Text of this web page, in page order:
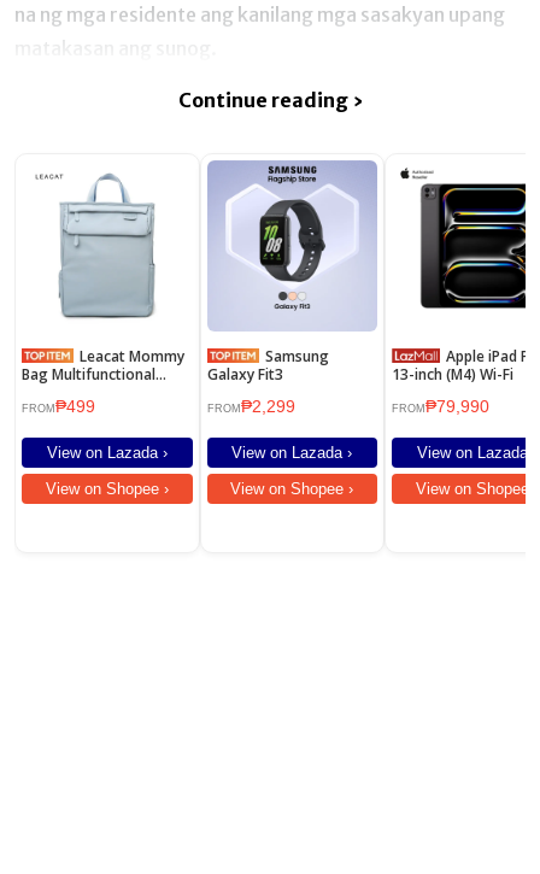
na ng mga residente ang kanilang mga sasakyan upang
Continue reading ›
Leacat Mommy
Bag Multifunctional
Capacity Mother Baby
Women backpack
FROM ₱499
View on Lazada ›
View on Shopee ›
Galaxy Fit3
FROM ₱2,299
View on Lazada ›
View on Shopee ›
13-inch (M4) Wi-Fi
FROM₱79,990
View on Lazada ›
View on Shopee ›